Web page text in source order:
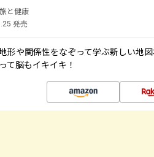
と健康
発売
形や関係性をなぞって学ぶ新しい地
て脳もイキイキ！